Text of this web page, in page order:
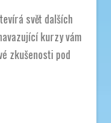
svět dalších
kurzy vám
zkušenosti pod